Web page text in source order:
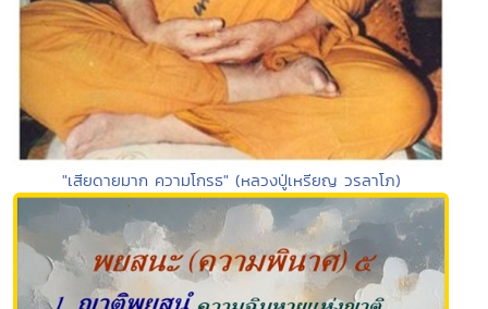
"เสียดายมาก ความโกรธ" (หลวงปู่เหรียญ วรลาโภ)